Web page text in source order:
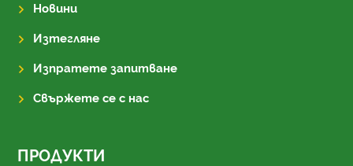
Новини
Изтегляне
Изпратете запитване
Свържете се с нас
ПРОДУКТИ